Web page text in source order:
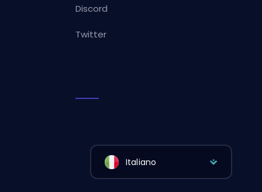
Discord
Twitter
Italiano